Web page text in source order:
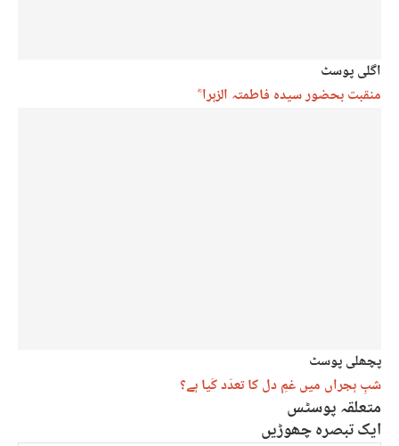
اگلی پوسٹ
منقبت بحضور سیدہ فاطمتہ الزہرا ؓ
پچھلی پوسٹ
شبِ ہجراں میں غمِ دل کا تعدّد کَیا ہے؟
متعلقہ پوسٹس
ایک تبصرہ چھوڑیں